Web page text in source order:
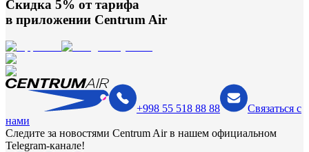
Скидка 5% от тарифа
в приложении Centrum Air
+998 55 518 88 88
Связаться с
нами
Следите за новостями Centrum Air в нашем официальном
Telegram-канале!